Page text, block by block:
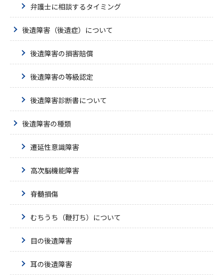
弁護士に相談するタイミング
後遺障害（後遺症）について
後遺障害の損害賠償
後遺障害の等級認定
後遺障害診断書について
後遺障害の種類
遷延性意識障害
高次脳機能障害
脊髄損傷
むちうち（鞭打ち）について
目の後遺障害
耳の後遺障害